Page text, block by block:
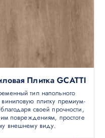
Плитка GCATTI
тип напольного
плитку премиум-
своей прочности,
повреждениям, простоте
внешнему виду.